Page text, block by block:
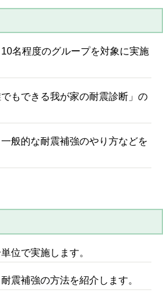
名程度のグループを対象に実施
もできる我が家の耐震診断」の
般的な耐震補強のやり方などを
位で実施します。
震補強の方法を紹介します。